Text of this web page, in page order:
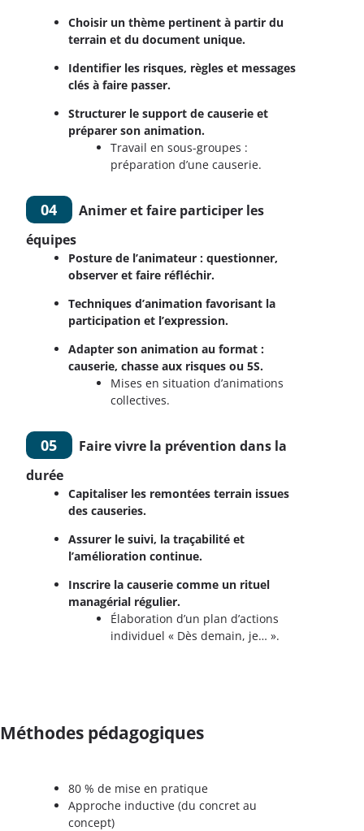
Choisir un thème pertinent à partir du
terrain et du document unique.
Identifier les risques, règles et messages
clés à faire passer.
Structurer le support de causerie et
préparer son animation.
Travail en sous-groupes :
préparation d’une causerie.
04
Animer et faire participer les
équipes
Posture de l’animateur : questionner,
observer et faire réfléchir.
Techniques d’animation favorisant la
participation et l’expression.
Adapter son animation au format :
causerie, chasse aux risques ou 5S.
Mises en situation d’animations
collectives.
05
Faire vivre la prévention dans la
durée
Capitaliser les remontées terrain issues
des causeries.
Assurer le suivi, la traçabilité et
l’amélioration continue.
Inscrire la causerie comme un rituel
managérial régulier.
Élaboration d’un plan d’actions
individuel « Dès demain, je… ».
Méthodes pédagogiques
80 % de mise en pratique
Approche inductive (du concret au
concept)